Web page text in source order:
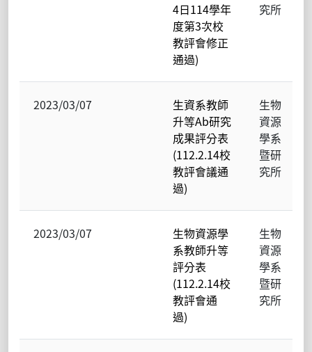
4日114學年
度第3次校
教評會修正
通過)
究所
2023/03/07
生資系教師
升等Ab研究
成果評分表
(112.2.14校
教評會議通
過)
生物
資源
學系
暨研
究所
2023/03/07
生物資源學
系教師升等
評分表
(112.2.14校
教評會通
過)
生物
資源
學系
暨研
究所